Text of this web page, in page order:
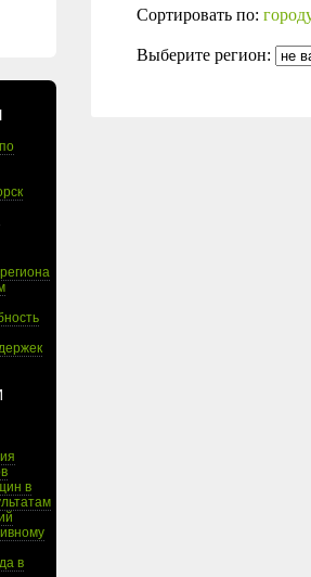
в
в
Сортировать по:
Выберите регион: